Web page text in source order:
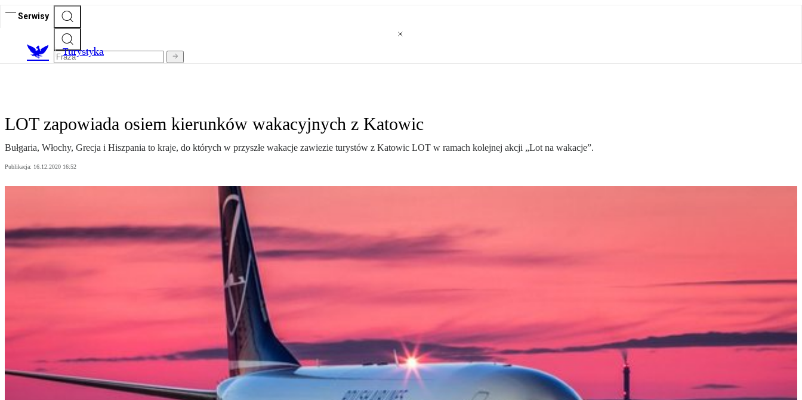
Serwisy
Turystyka
LOT zapowiada osiem kierunków wakacyjnych z Katowic
Bułgaria, Włochy, Grecja i Hiszpania to kraje, do których w przyszłe wakacje zawiezie turystów z Katowic LOT w ramach kolejnej akcji „Lot na wakacje”.
Publikacja: 16.12.2020 16:52